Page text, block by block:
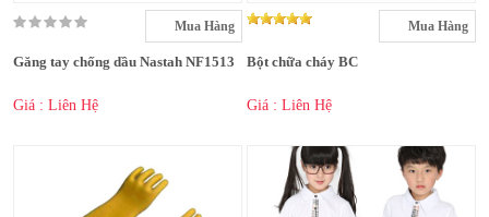
Mua Hàng
Găng tay chống dầu Nastah NF1513
Giá : Liên Hệ
Mua Hàng
Bột chữa cháy BC
Giá : Liên Hệ